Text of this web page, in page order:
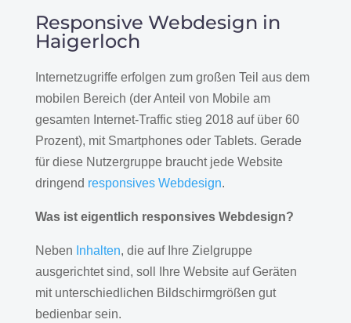
Responsive Webdesign in
Haigerloch
Internetzugriffe erfolgen zum großen Teil aus dem
mobilen Bereich (der Anteil von Mobile am
gesamten Internet-Traffic stieg 2018 auf über 60
Prozent), mit Smartphones oder Tablets. Gerade
für diese Nutzergruppe braucht jede Website
dringend responsives Webdesign.
Was ist eigentlich responsives Webdesign?
Neben Inhalten, die auf Ihre Zielgruppe
ausgerichtet sind, soll Ihre Website auf Geräten
mit unterschiedlichen Bildschirmgrößen gut
bedienbar sein.